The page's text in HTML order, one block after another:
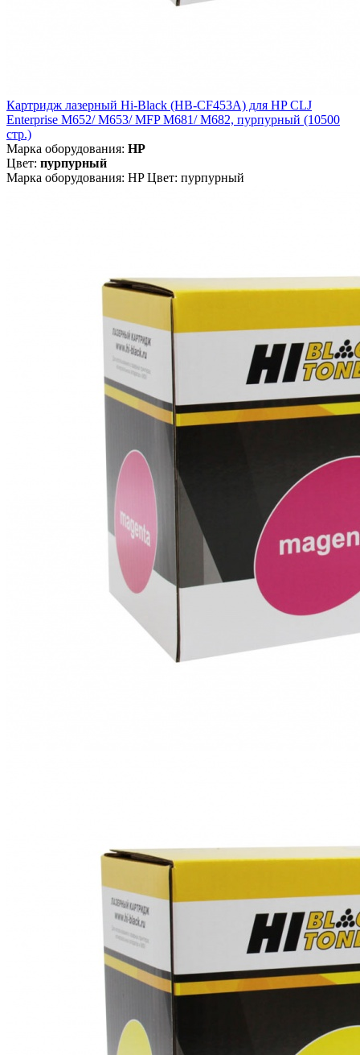
Картридж лазерный Hi-Black (HB-CF453A) для HP CLJ
Enterprise M652/ M653/ MFP M681/ M682, пурпурный (10500
стр.)
Марка оборудования: HP
Цвет: пурпурный
Марка оборудования: HP Цвет: пурпурный